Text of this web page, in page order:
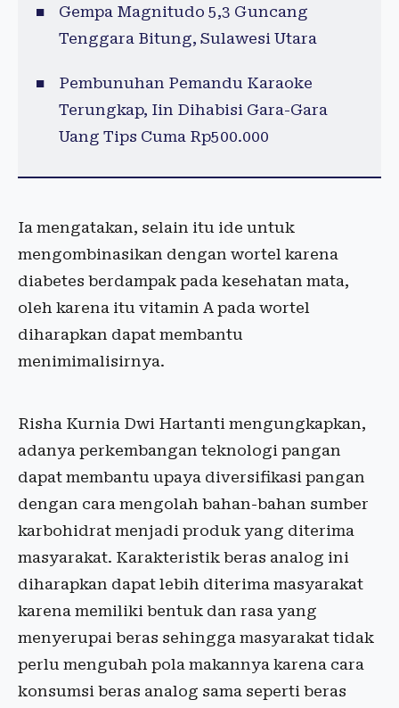
Gempa Magnitudo 5,3 Guncang
Tenggara Bitung, Sulawesi Utara
Pembunuhan Pemandu Karaoke
Terungkap, Iin Dihabisi Gara-Gara
Uang Tips Cuma Rp500.000
Ia mengatakan, selain itu ide untuk
mengombinasikan dengan wortel karena
diabetes berdampak pada kesehatan mata,
oleh karena itu vitamin A pada wortel
diharapkan dapat membantu
menimimalisirnya.
Risha Kurnia Dwi Hartanti mengungkapkan,
adanya perkembangan teknologi pangan
dapat membantu upaya diversifikasi pangan
dengan cara mengolah bahan-bahan sumber
karbohidrat menjadi produk yang diterima
masyarakat. Karakteristik beras analog ini
diharapkan dapat lebih diterima masyarakat
karena memiliki bentuk dan rasa yang
menyerupai beras sehingga masyarakat tidak
perlu mengubah pola makannya karena cara
konsumsi beras analog sama seperti beras